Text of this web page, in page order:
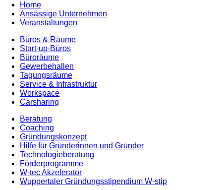
Home
Ansässige Unternehmen
Veranstaltungen
Büros & Räume
Start-up-Büros
Büroräume
Gewerbehallen
Tagungsräume
Service & Infrastruktur
Workspace
Carsharing
Beratung
Coaching
Gründungskonzept
Hilfe für Gründerinnen und Gründer
Technologieberatung
Förderprogramme
W-tec Akzelerator
Wuppertaler Gründungsstipendium W-stip